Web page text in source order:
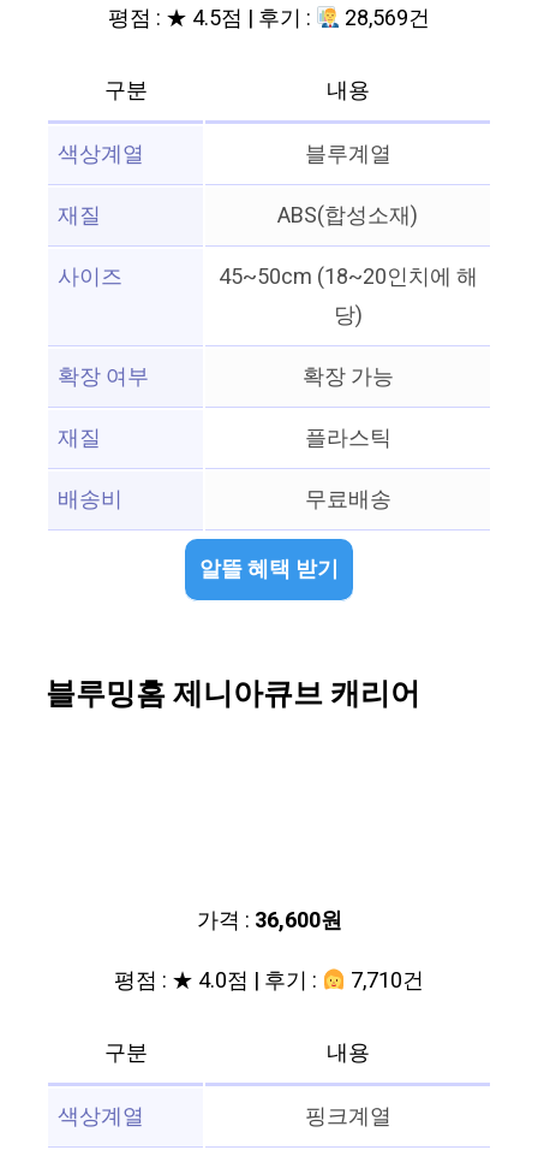
평점 : ★ 4.5점 | 후기 : 28,569건
구분
내용
색상계열
블루계열
재질
ABS(합성소재)
사이즈
45~50cm (18~20인치에 해
당)
확장 여부
확장 가능
재질
플라스틱
배송비
무료배송
알뜰 혜택 받기
블루밍홈 제니아큐브 캐리어
가격 : 36,600원
평점 : ★ 4.0점 | 후기 :
7,710건
구분
내용
색상계열
핑크계열